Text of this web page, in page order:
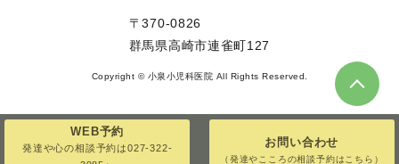
WEB予約
発達や心の相談予約は027-322-
お問い合わせ
（発達やこころの相談予約はこちら）
〒370-0826
群馬県高崎市連雀町127
Copyright © 小泉小児科医院 All Rights Reserved.